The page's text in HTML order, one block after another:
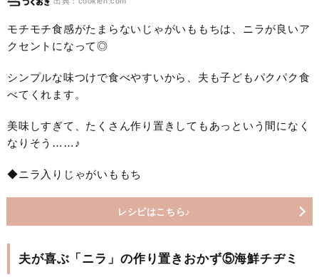
モチモチ食感がたまらないじゃがいももちは、ニラが良いア
クセントになって◎
シンプルな味つけで食べやすいから、夫も子どもパクパク食
べてくれます。
美味しすぎて、たくさん作り置きしてもあっという間になく
なりそう……♪
◆ニラ入りじゃがいももち
レシピはこちら♪
夫が喜ぶ「ニラ」の作り置きおかず⑤海鮮チヂミ